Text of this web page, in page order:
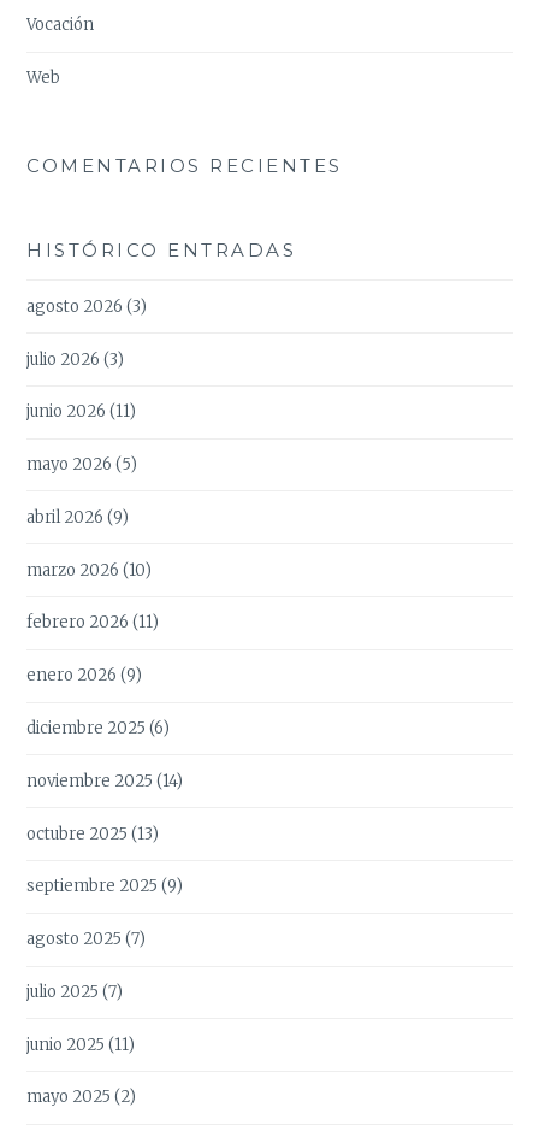
Vocación
Web
COMENTARIOS RECIENTES
HISTÓRICO ENTRADAS
agosto 2026 (3)
julio 2026 (3)
junio 2026 (11)
mayo 2026 (5)
abril 2026 (9)
marzo 2026 (10)
febrero 2026 (11)
enero 2026 (9)
diciembre 2025 (6)
noviembre 2025 (14)
octubre 2025 (13)
septiembre 2025 (9)
agosto 2025 (7)
julio 2025 (7)
junio 2025 (11)
mayo 2025 (2)